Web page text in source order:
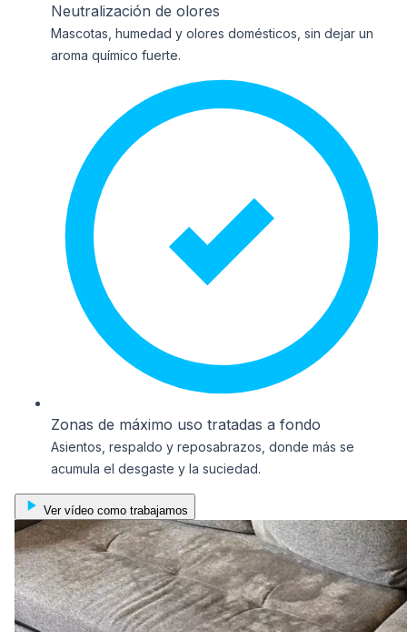
Neutralización de olores
Mascotas, humedad y olores domésticos, sin dejar un
aroma químico fuerte.
Zonas de máximo uso tratadas a fondo
Asientos, respaldo y reposabrazos, donde más se
acumula el desgaste y la suciedad.
Ver vídeo como trabajamos